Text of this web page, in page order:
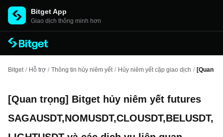
Bitget App
Giao dịch thông minh hơn
Bitget / Hỗ trợ / Thông tin hủy niêm yết / Hủy niêm yết cặp giao dịch / [Quan
[Quan trọng] Bitget hủy niêm yết futures
SAGAUSDT,NOMUSDT,CLOUSDT,BELUSDT,